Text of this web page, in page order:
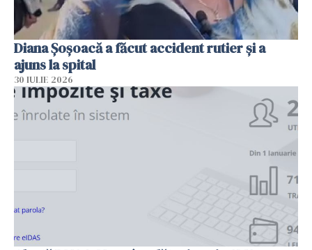
Diana Șoșoacă a făcut accident rutier și a
ajuns la spital
30 IULIE 2026